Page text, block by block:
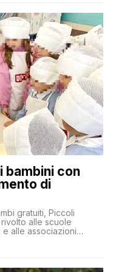
bambini con
di
gratuiti, Piccoli
alle scuole
alle associazioni
ADHD